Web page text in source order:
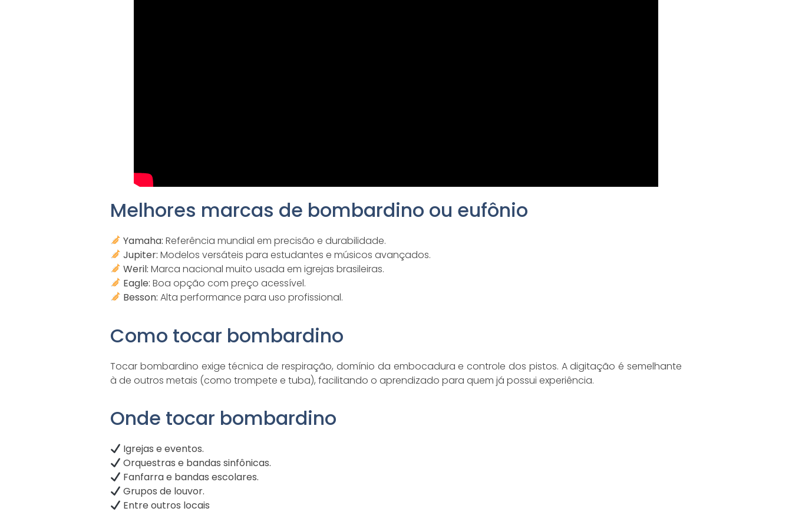
Melhores marcas de bombardino ou eufônio
Yamaha: Referência mundial em precisão e durabilidade.
Jupiter: Modelos versáteis para estudantes e músicos avançados.
Weril: Marca nacional muito usada em igrejas brasileiras.
Eagle: Boa opção com preço acessível.
Besson: Alta performance para uso profissional.
Como tocar bombardino
Tocar bombardino exige técnica de respiração, domínio da embocadura e controle dos pistos. A digitação é semelhante
à de outros metais (como trompete e tuba), facilitando o aprendizado para quem já possui experiência.
Onde tocar bombardino
Igrejas e eventos.
Orquestras e bandas sinfônicas.
Fanfarra e bandas escolares.
Grupos de louvor.
Entre outros locais